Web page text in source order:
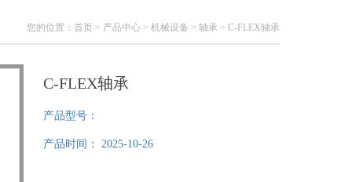
您的位置： 首页 > 产品中心 > 机械设备 > 轴承 > C-FLEX轴承
C-FLEX轴承
产品型号：
产品时间： 2025-10-26